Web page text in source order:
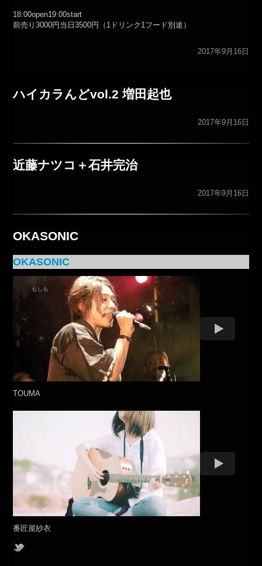
18:00open19:00start
前売り3000円当日3500円（1ドリンク1フード別途）
2017年9月16日
ハイカラんどvol.2 増田起也
2017年9月16日
近藤ナツコ＋石井完治
2017年9月16日
OKASONIC
OKASONIC
TOUMA
番匠屋紗衣